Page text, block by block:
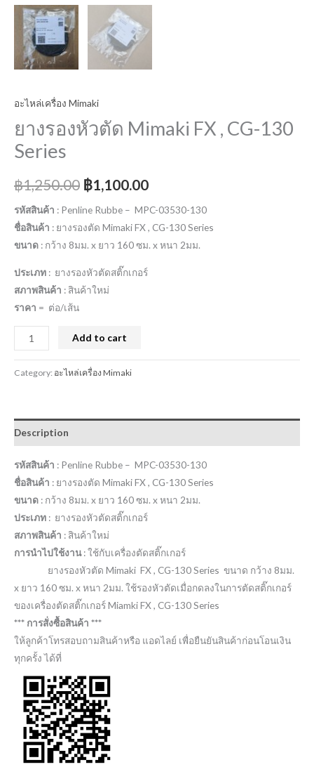
อะไหล่เครื่อง Mimaki
ยางรองหัวตัด Mimaki FX , CG-130
Series
฿1,250.00 ฿1,100.00
รหัสสินค้า : Penline Rubbe – MPC-03530-130
ชื่อสินค้า : ยางรองตัด Mimaki FX , CG-130 Series
ขนาด : กว้าง 8มม. x ยาว 160 ซม. x หนา 2มม.
ประเภท : ยางรองหัวตัดสติ๊กเกอร์
สภาพสินค้า : สินค้าใหม่
ราคา = ต่อ/เส้น
Add to cart
Category: อะไหล่เครื่อง Mimaki
Description
รหัสสินค้า : Penline Rubbe – MPC-03530-130
ชื่อสินค้า : ยางรองตัด Mimaki FX , CG-130 Series
ขนาด : กว้าง 8มม. x ยาว 160 ซม. x หนา 2มม.
ประเภท : ยางรองหัวตัดสติ๊กเกอร์
สภาพสินค้า : สินค้าใหม่
การนำไปใช้งาน: ใช้กับเครื่องตัดสติ๊กเกอร์
ยางรองหัวตัด Mimaki FX , CG-130 Series ขนาด กว้าง 8มม.
x ยาว 160 ซม. x หนา 2มม. ใช้รองหัวตัดเมื่อกดลงในการตัดสติ๊กเกอร์
ของเครื่องตัดสติ๊กเกอร์ Miamki FX , CG-130 Series
*** การสั่งซื้อสินค้า ***
ให้ลูกค้าโทรสอบถามสินค้าหรือ แอดไลย์ เพื่อยืนยันสินค้าก่อนโอนเงิน
ทุกครั้ง ได้ที่